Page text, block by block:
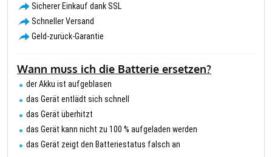
Sicherer Einkauf dank SSL
Schneller Versand
Geld-zurück-Garantie
Wann muss ich die Batterie ersetzen?
der Akku ist aufgeblasen
das Gerät entlädt sich schnell
das Gerät überhitzt
das Gerät kann nicht zu 100 % aufgeladen werden
das Gerät zeigt den Batteriestatus falsch an